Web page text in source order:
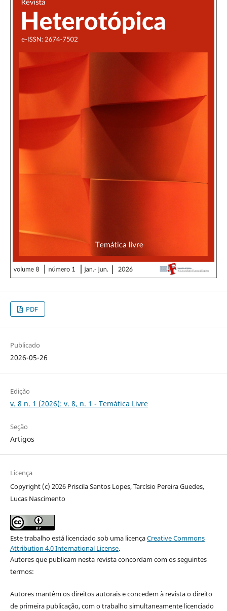
PDF
Publicado
2026-05-26
Edição
v. 8 n. 1 (2026): v. 8, n. 1 - Temática Livre
Seção
Artigos
Licença
Copyright (c) 2026 Priscila Santos Lopes, Tarcísio Pereira Guedes,
Lucas Nascimento
Este trabalho está licenciado sob uma licençaCreative Commons
Attribution 4.0 International License.
Autores que publicam nesta revista concordam com os seguintes
termos:
Autores mantêm os direitos autorais e concedem à revista o direito
de primeira publicação, com o trabalho simultaneamente licenciado